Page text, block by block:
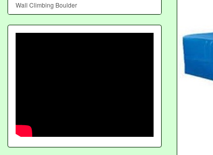
Wall Climbing Boulder